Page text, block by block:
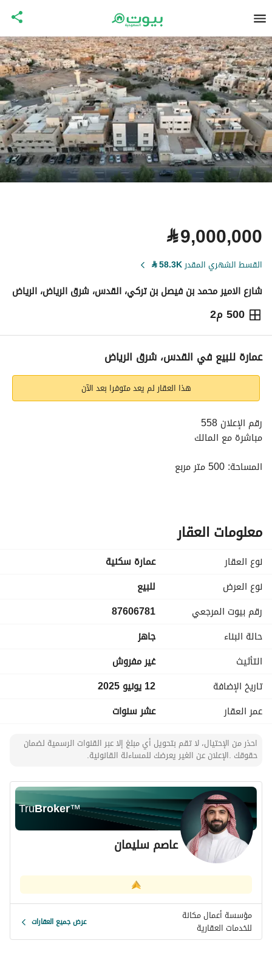
⃁9,000,000
القسط الشهري المقدر58.3K
⃁
شارع الامير محمد بن فيصل بن تركي، القدس، شرق الرياض، الرياض
500 م2
⃁
9,000,000
التفاصيل معلومات ترخيص الإعلان
عمارة للبيع في القدس، شرق الرياض
هذا العقار لم يعد متوفرا بعد الآن
رقم الإعلان 558
مباشرة مع المالك
المساحة: 500 متر مربع
على بُعد 5 دقائق من الطريق الدائري الشرقي
الإيراد السنوي: 630 ألف ريال
مؤجرة بعقد واحد إلكتروني 10 سنوات (ينتهي في 2043)
مصعد راكب
5 شقق مكونة من غرفتين - صالة - مطبخ - دورتين مياه
5 شقق مكونة من غرفة - صالة - مطبخ - دورة مياه
البيع :8200000
معلومات العقار
نوع العقار
عمارة سكنية
نوع العرض
للبيع
رقم بيوت المرجعي
87606781
حالة البناء
جاهز
التأثيث
غير مفروش
تاريخ الإضافة
12 يونيو 2025
عمر العقار
عشر سنوات
احذر من الإحتيال، لا تقم بتحويل أي مبلغ إلا عبر القنوات الرسمية لضمان
حقوقك .الإعلان عن الغير يعرضك للمساءلة القانونية.
TruBroker™
عاصم سليمان
مؤسسة أعمال مكانة
للخدمات العقارية عرض جميع العقارات